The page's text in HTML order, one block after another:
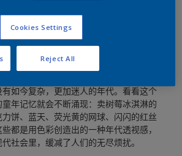
如今复杂，更加迷人的年代。看看这个
年记忆就会不断涌现：卖树莓冰淇淋的
饼、蓝天、荧光黄的网球、闪闪的红丝
都是用色彩创造出的一种年代透视感，
社会里，缓减了人们的无尽烦扰。
Cookies Settings
Reject All